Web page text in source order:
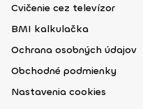
Cvičenie cez televízor
BMI kalkulačka
Ochrana osobných údajov
Obchodné podmienky
Nastavenia cookies